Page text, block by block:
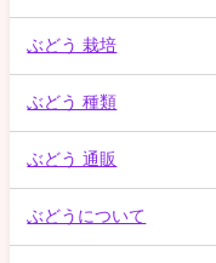
ぶどう 栽培
ぶどう 種類
ぶどう 通販
ぶどうについて